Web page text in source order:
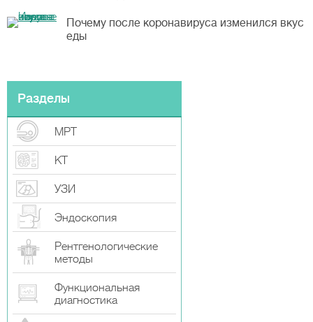
Почему после коронавируса изменился вкус
еды
Разделы
МРТ
КТ
УЗИ
Эндоскопия
Рентгенологические
методы
Функциональная
диагностика